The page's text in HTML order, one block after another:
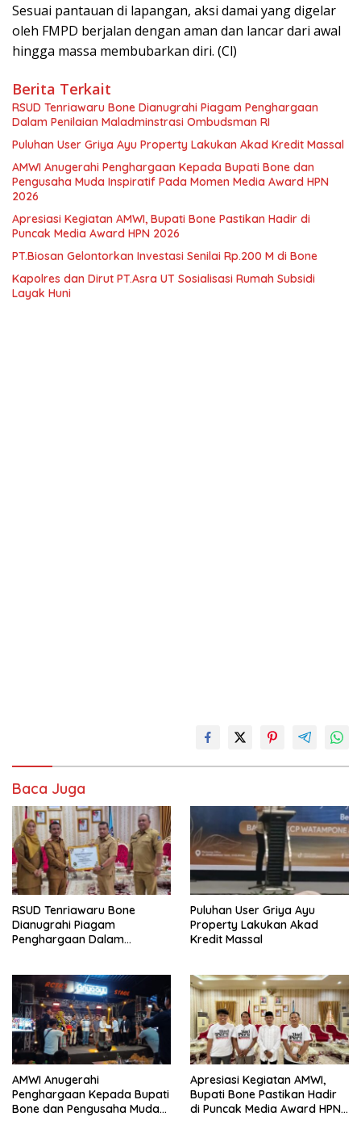
Sesuai pantauan di lapangan, aksi damai yang digelar
oleh FMPD berjalan dengan aman dan lancar dari awal
hingga massa membubarkan diri. (Cl)
Berita Terkait
RSUD Tenriawaru Bone Dianugrahi Piagam Penghargaan
Dalam Penilaian Maladminstrasi Ombudsman RI
Puluhan User Griya Ayu Property Lakukan Akad Kredit Massal
AMWI Anugerahi Penghargaan Kepada Bupati Bone dan
Pengusaha Muda Inspiratif Pada Momen Media Award HPN
2026
Apresiasi Kegiatan AMWI, Bupati Bone Pastikan Hadir di
Puncak Media Award HPN 2026
PT.Biosan Gelontorkan Investasi Senilai Rp.200 M di Bone
Kapolres dan Dirut PT.Asra UT Sosialisasi Rumah Subsidi
Layak Huni
Baca Juga
RSUD Tenriawaru Bone
Dianugrahi Piagam
Penghargaan Dalam
Puluhan User Griya Ayu
Property Lakukan Akad
Kredit Massal
AMWI Anugerahi
Penghargaan Kepada Bupati
Bone dan Pengusaha Muda
Apresiasi Kegiatan AMWI,
Bupati Bone Pastikan Hadir
di Puncak Media Award HPN